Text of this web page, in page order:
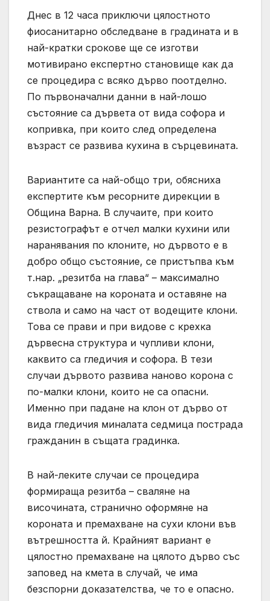
Днес в 12 часа приключи цялостното
фиосанитарно обследване в градината и в
най-кратки срокове ще се изготви
мотивирано експертно становище как да
се процедира с всяко дърво поотделно.
По първоначални данни в най-лошо
състояние са дървета от вида софора и
копривка, при които след определена
възраст се развива кухина в сърцевината.
Вариантите са най-общо три, обясниха
експертите към ресорните дирекции в
Община Варна. В случаите, при които
резистографът е отчел малки кухини или
наранявания по клоните, но дървото е в
добро общо състояние, се пристъпва към
т.нар. „резитба на глава“ – максимално
съкращаване на короната и оставяне на
ствола и само на част от водещите клони.
Това се прави и при видове с крехка
дървесна структура и чупливи клони,
каквито са гледичия и софора. В тези
случаи дървото развива наново корона с
по-малки клони, които не са опасни.
Именно при падане на клон от дърво от
вида гледичия миналата седмица пострада
гражданин в същата градинка.
В най-леките случаи се процедира
формираща резитба – сваляне на
височината, странично оформяне на
короната и премахване на сухи клони във
вътрешността й. Крайният вариант е
цялостно премахване на цялото дърво със
заповед на кмета в случай, че има
безспорни доказателства, че то е опасно.